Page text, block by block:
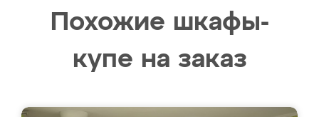
Похожие шкафы-
купе на заказ